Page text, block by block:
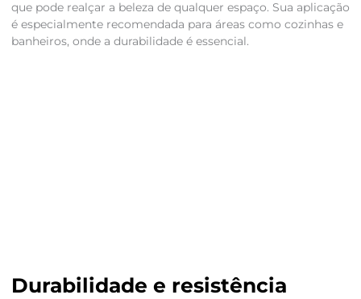
que pode realçar a beleza de qualquer espaço. Sua aplicação
é especialmente recomendada para áreas como cozinhas e
banheiros, onde a durabilidade é essencial.
Durabilidade e resistência